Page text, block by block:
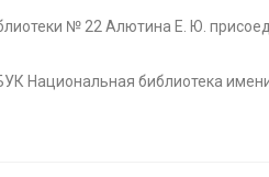
№ 22 Алютина Е. Ю.
Национальная библиотека